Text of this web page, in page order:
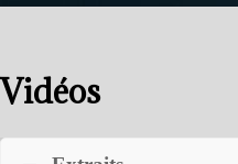
Vidéos